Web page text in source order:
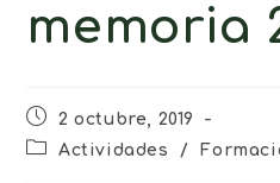
memoria
2 octubre, 2019
Actividades
/